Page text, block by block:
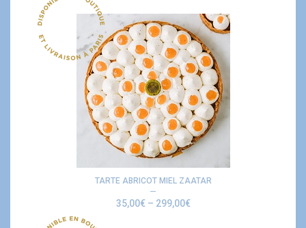
TARTE ABRICOT MIEL ZAATAR
35,00€– 299,00€